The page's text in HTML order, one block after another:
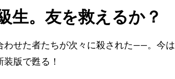
生。友を救えるか？
わせた者たちが次々に殺された――。今は
版で甦る！